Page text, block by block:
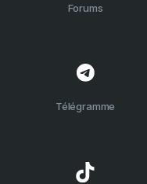
Forums
Télégramme